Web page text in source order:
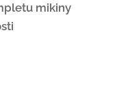
mikiny